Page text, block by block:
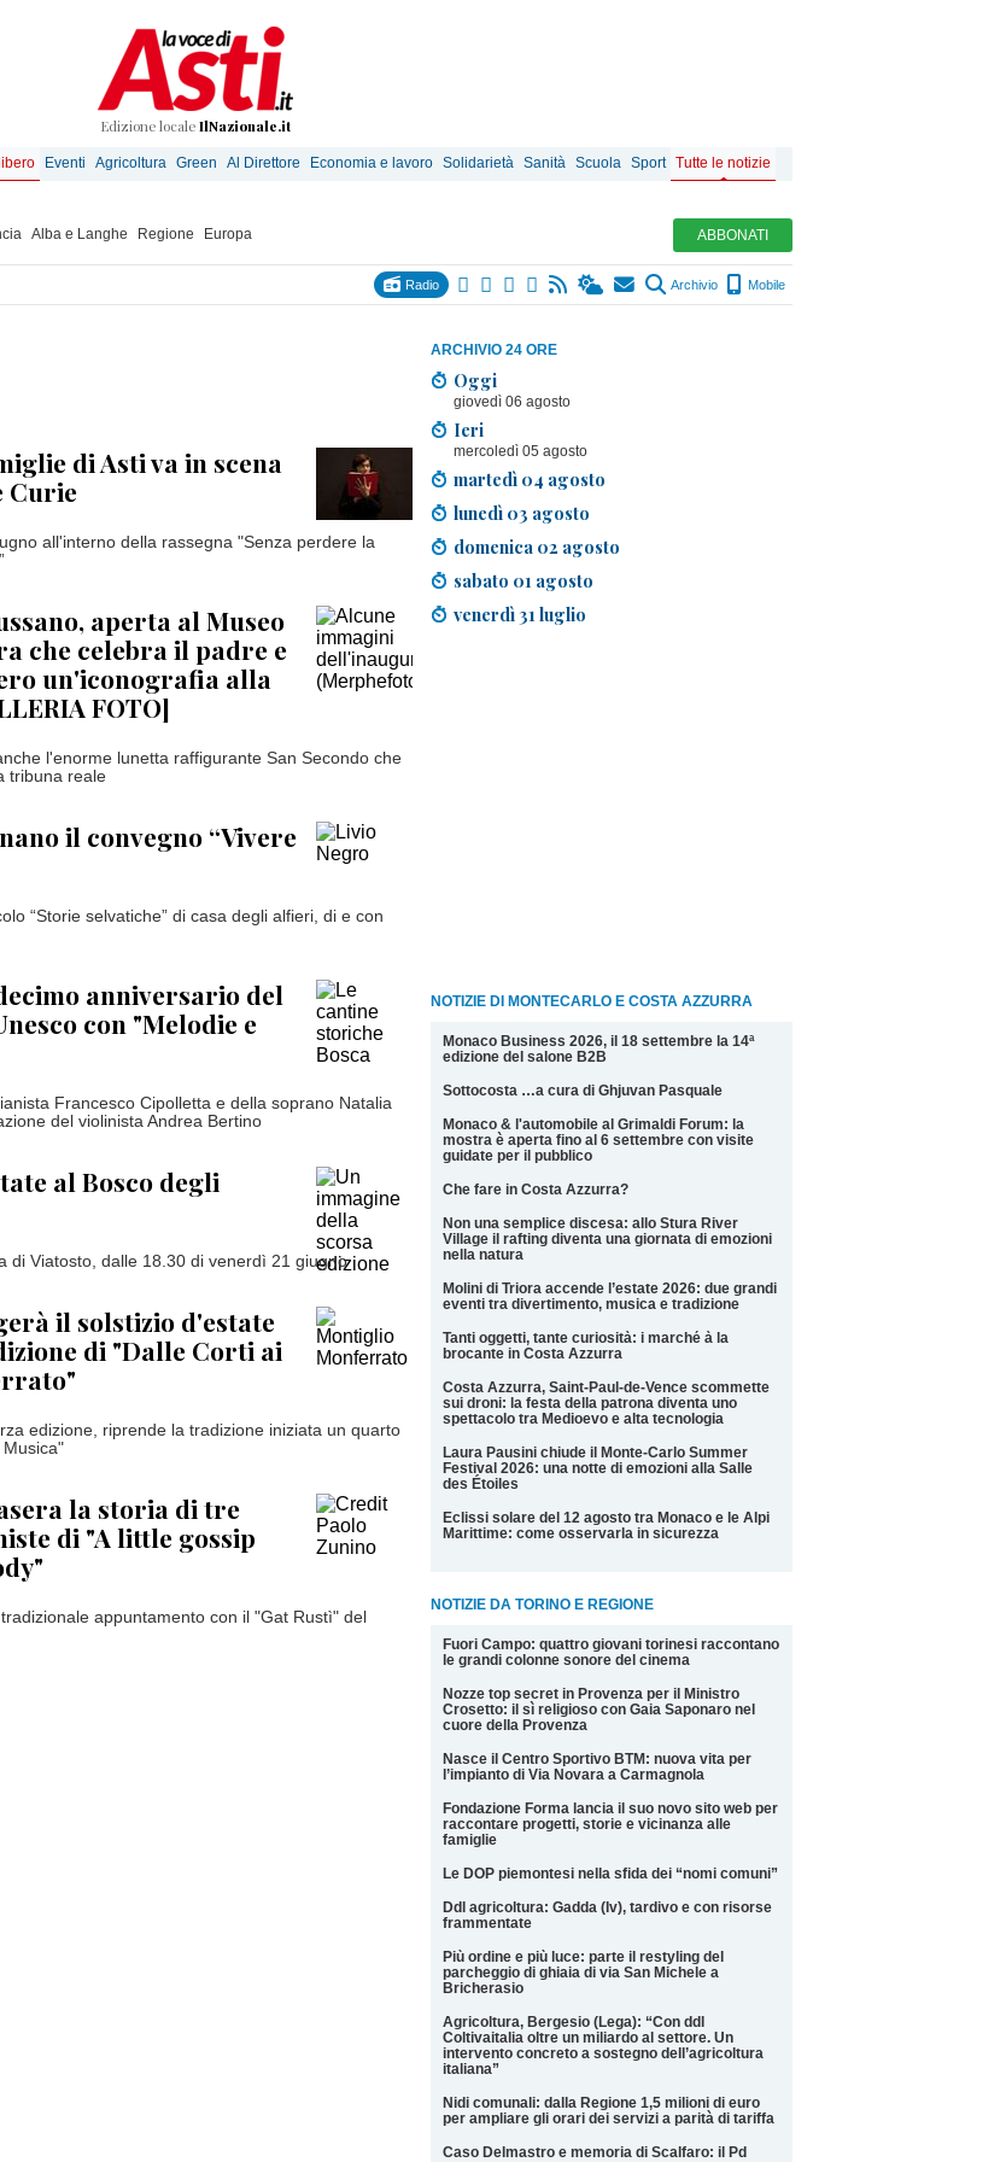
Edizione locale IlNazionale.it
Eventi Agricoltura Green Al Direttore Economia e lavoro Solidarietà Sanità Scuola Sport Tutte le notizie
Alba e Langhe Regione Europa ABBONATI
Radio Archivio Mobile
ARCHIVIO 24 ORE
Oggi
giovedì 06 agosto
Ieri
mercoledì 05 agosto
martedì 04 agosto
lunedì 03 agosto
domenica 02 agosto
sabato 01 agosto
venerdì 31 luglio
NOTIZIE DI MONTECARLO E COSTA AZZURRA
Monaco Business 2026, il 18 settembre la 14ª
edizione del salone B2B
Sottocosta …a cura di Ghjuvan Pasquale
Monaco & l'automobile al Grimaldi Forum: la
mostra è aperta fino al 6 settembre con visite
guidate per il pubblico
Che fare in Costa Azzurra?
Non una semplice discesa: allo Stura River
Village il rafting diventa una giornata di emozioni
nella natura
Molini di Triora accende l’estate 2026: due grandi
eventi tra divertimento, musica e tradizione
Tanti oggetti, tante curiosità: i marché à la
brocante in Costa Azzurra
Costa Azzurra, Saint-Paul-de-Vence scommette
sui droni: la festa della patrona diventa uno
spettacolo tra Medioevo e alta tecnologia
Laura Pausini chiude il Monte-Carlo Summer
Festival 2026: una notte di emozioni alla Salle
des Étoiles
Eclissi solare del 12 agosto tra Monaco e le Alpi
Marittime: come osservarla in sicurezza
NOTIZIE DA TORINO E REGIONE
Fuori Campo: quattro giovani torinesi raccontano
le grandi colonne sonore del cinema
Nozze top secret in Provenza per il Ministro
Crosetto: il sì religioso con Gaia Saponaro nel
cuore della Provenza
Nasce il Centro Sportivo BTM: nuova vita per
l’impianto di Via Novara a Carmagnola
Fondazione Forma lancia il suo novo sito web per
raccontare progetti, storie e vicinanza alle
famiglie
Le DOP piemontesi nella sfida dei “nomi comuni”
Ddl agricoltura: Gadda (Iv), tardivo e con risorse
frammentate
Più ordine e più luce: parte il restyling del
parcheggio di ghiaia di via San Michele a
Bricherasio
Agricoltura, Bergesio (Lega): “Con ddl
Coltivaitalia oltre un miliardo al settore. Un
intervento concreto a sostegno dell’agricoltura
italiana”
Nidi comunali: dalla Regione 1,5 milioni di euro
per ampliare gli orari dei servizi a parità di tariffa
Caso Delmastro e memoria di Scalfaro: il Pd
di Asti va in scena
Curie
all'interno della rassegna "Senza perdere la
aperta al Museo
che celebra il padre e
un'iconografia alla
FOTO]
l'enorme lunetta raffigurante San Secondo che
tribuna reale
il convegno “Vivere
“Storie selvatiche” di casa degli alfieri, di e con
anniversario del
con "Melodie e
Francesco Cipolletta e della soprano Natalia
del violinista Andrea Bertino
al Bosco degli
di Viatosto, dalle 18.30 di venerdì 21 giugno
il solstizio d'estate
di "Dalle Corti ai
edizione, riprende la tradizione iniziata un quarto
la storia di tre
di "A little gossip
appuntamento con il "Gat Rustì" del